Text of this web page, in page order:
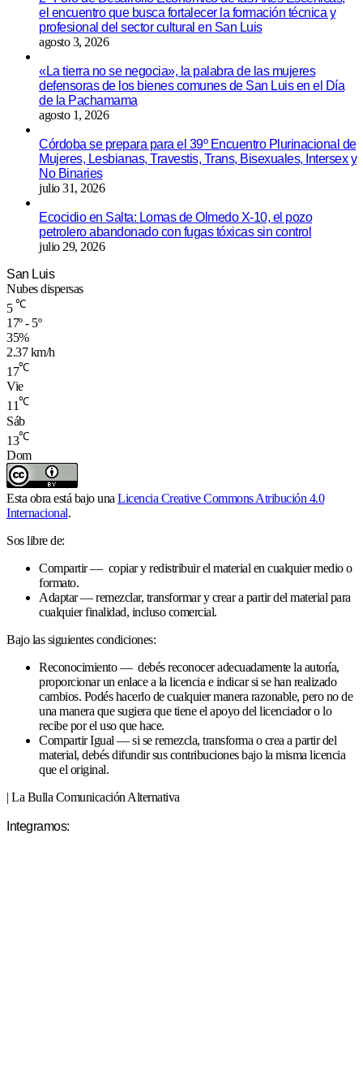
el encuentro que busca fortalecer la formación técnica y
profesional del sector cultural en San Luis
agosto 3, 2026
«La tierra no se negocia», la palabra de las mujeres
defensoras de los bienes comunes de San Luis en el Día
de la Pachamama
agosto 1, 2026
Córdoba se prepara para el 39º Encuentro Plurinacional de
Mujeres, Lesbianas, Travestis, Trans, Bisexuales, Intersex y
No Binaries
julio 31, 2026
Ecocidio en Salta: Lomas de Olmedo X-10, el pozo
petrolero abandonado con fugas tóxicas sin control
julio 29, 2026
San Luis
Nubes dispersas
5 ℃
17º - 5º
35%
2.37 km/h
17℃
Vie
11℃
Sáb
13℃
Dom
Esta obra está bajo una Licencia Creative Commons Atribución 4.0
Internacional.
Sos libre de:
Compartir — copiar y redistribuir el material en cualquier medio o
formato.
Adaptar — remezclar, transformar y crear a partir del material para
cualquier finalidad, incluso comercial.
Bajo las siguientes condiciones:
Reconocimiento — debés reconocer adecuadamente la autoría,
proporcionar un enlace a la licencia e indicar si se han realizado
cambios. Podés hacerlo de cualquier manera razonable, pero no de
una manera que sugiera que tiene el apoyo del licenciador o lo
recibe por el uso que hace.
Compartir Igual — si se remezcla, transforma o crea a partir del
material, debés difundir sus contribuciones bajo la misma licencia
que el original.
| La Bulla Comunicación Alternativa
Integramos: